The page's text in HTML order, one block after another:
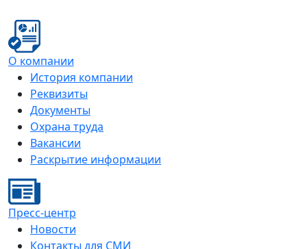
О компании
История компании
Реквизиты
Документы
Охрана труда
Вакансии
Раскрытие информации
Пресс-центр
Новости
Контакты для СМИ